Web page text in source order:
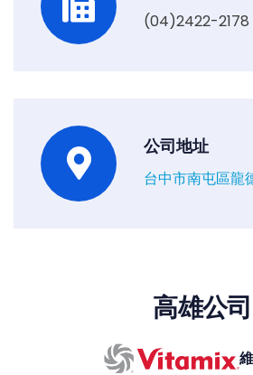
(04)2422-2178
公司地址
台中市南屯區龍
高雄公司